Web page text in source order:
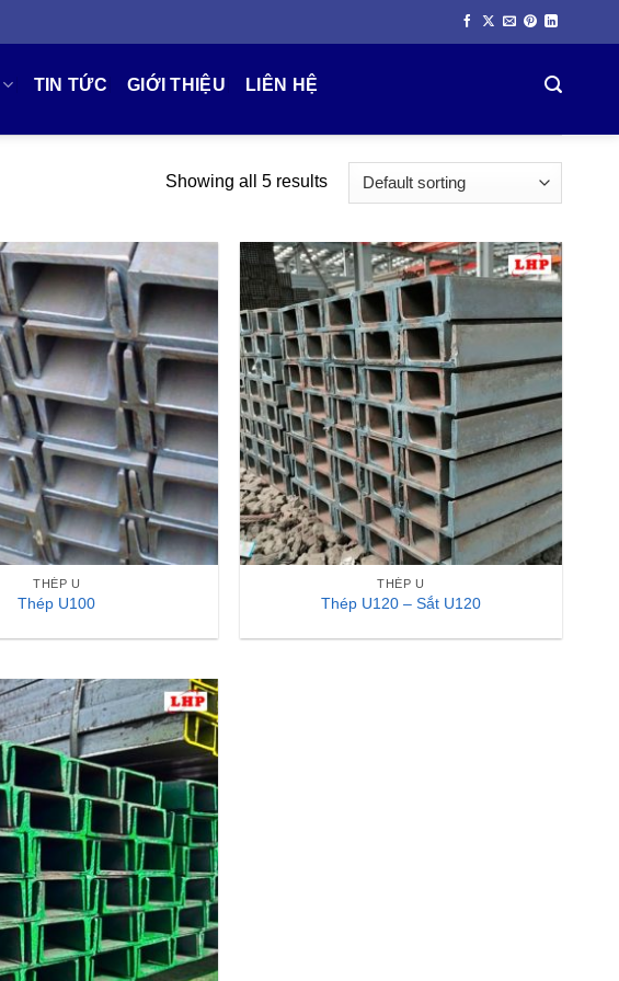
TIN TỨC GIỚI THIỆU LIÊN HỆ
Showing all 5 results
THÉP U
Thép U100
THÉP U
Thép U120 – Sắt U120